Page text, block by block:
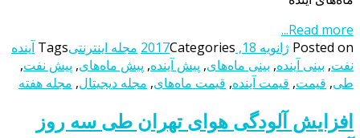
Read more...
Posted on ژانویه 18, 2017 Categories مجله اینترنتیTags آینده
نفت, بینی آینده, بینی ماه‌های, پیش آینده, پیش‌ ماه‌های, پیش نفت,
طی, قیمت, قیمت‌ آینده, قیمت ماه‌های, مجله دیجیتال, مجله هفته
افزایش آلودگی هوای تهران طی سه روز